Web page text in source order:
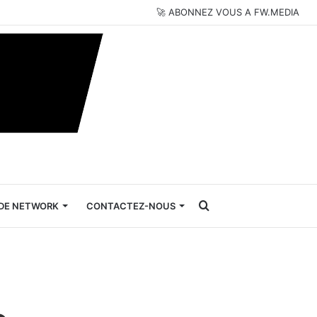
🚀 ABONNEZ VOUS A FW.MEDIA
NETWORK CONTACTEZ-NOUS Rechercher